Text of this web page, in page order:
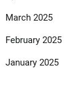
March 2025
February 2025
January 2025